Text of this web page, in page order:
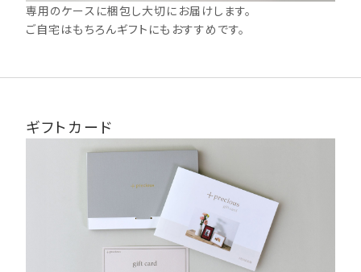
の場合は、送り状番号がなく配送状況の追跡を行うことができま
せん。
メール便はポスト投函となります。お届け日が土日祝日の場合は
郵便局の営業日の関係上、翌平日のお届けとなります。また、配送
の特性上、確実なお届け日をお約束できかねます。お急ぎの方は
メール便ではなく宅配便でのご注文をお願いいたします。
納期短縮のご要望は承りかねますので余裕をもってご注文くださ
納期の異なる商品をまとめてご注文いただく場合、選んだ商品の
中で一番納期が長いものがお届け日の目安となります。
コンビニ受け取りについて商品の受け取り可能時間は受け取り予
定日の当日AM7:00以降となります。
専用のケースに梱包し大切にお届けします。
ご自宅はもちろんギフトにもおすすめです。
ギフトカード